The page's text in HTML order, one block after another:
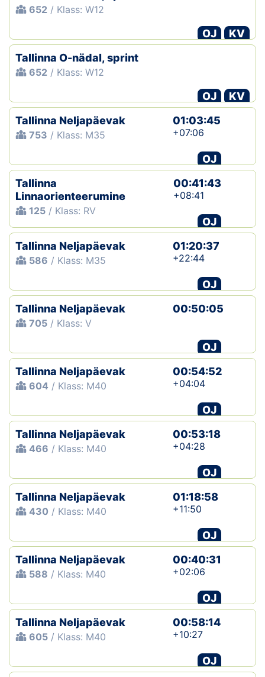
652 / Klass: W12
OJ
KV
Tallinna O-nädal, sprint
652 / Klass: W12
OJ
KV
Tallinna Neljapäevak
753 / Klass: M35
01:03:45
+07:06
OJ
Tallinna
Linnaorienteerumine
125 / Klass: RV
00:41:43
+08:41
OJ
Tallinna Neljapäevak
586 / Klass: M35
01:20:37
+22:44
OJ
Tallinna Neljapäevak
705 / Klass: V
00:50:05
OJ
Tallinna Neljapäevak
604 / Klass: M40
00:54:52
+04:04
OJ
Tallinna Neljapäevak
466 / Klass: M40
00:53:18
+04:28
OJ
Tallinna Neljapäevak
430 / Klass: M40
01:18:58
+11:50
OJ
Tallinna Neljapäevak
588 / Klass: M40
00:40:31
+02:06
OJ
Tallinna Neljapäevak
605 / Klass: M40
00:58:14
+10:27
OJ